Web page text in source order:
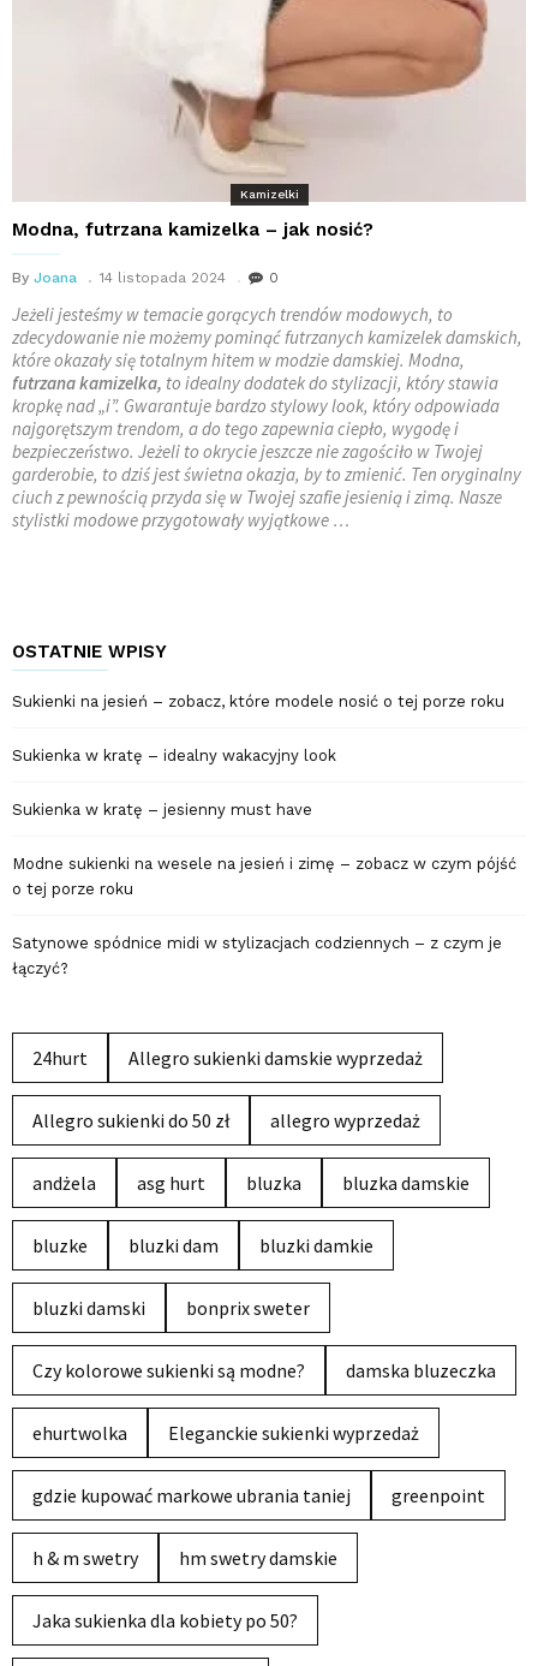
Kamizelki
Modna, futrzana kamizelka – jak nosić?
By Joana 14 listopada 2024 0
Jeżeli jesteśmy w temacie gorących trendów modowych, to
zdecydowanie nie możemy pominąć futrzanych kamizelek damskich,
które okazały się totalnym hitem w modzie damskiej. Modna,
futrzana kamizelka, to idealny dodatek do stylizacji, który stawia
kropkę nad „i”. Gwarantuje bardzo stylowy look, który odpowiada
najgorętszym trendom, a do tego zapewnia ciepło, wygodę i
bezpieczeństwo. Jeżeli to okrycie jeszcze nie zagościło w Twojej
garderobie, to dziś jest świetna okazja, by to zmienić. Ten oryginalny
ciuch z pewnością przyda się w Twojej szafie jesienią i zimą. Nasze
stylistki modowe przygotowały wyjątkowe …
OSTATNIE WPISY
Sukienki na jesień – zobacz, które modele nosić o tej porze roku
Sukienka w kratę – idealny wakacyjny look
Sukienka w kratę – jesienny must have
Modne sukienki na wesele na jesień i zimę – zobacz w czym pójść
o tej porze roku
Satynowe spódnice midi w stylizacjach codziennych – z czym je
łączyć?
24hurt Allegro sukienki damskie wyprzedaż
Allegro sukienki do 50 zł allegro wyprzedaż
andżela asg hurt bluzka bluzka damskie
bluzke bluzki dam bluzki damkie
bluzki damski bonprix sweter
Czy kolorowe sukienki są modne? damska bluzeczka
ehurtwolka Eleganckie sukienki wyprzedaż
gdzie kupować markowe ubrania taniej greenpoint
h & m swetry hm swetry damskie
Jaka sukienka dla kobiety po 50?